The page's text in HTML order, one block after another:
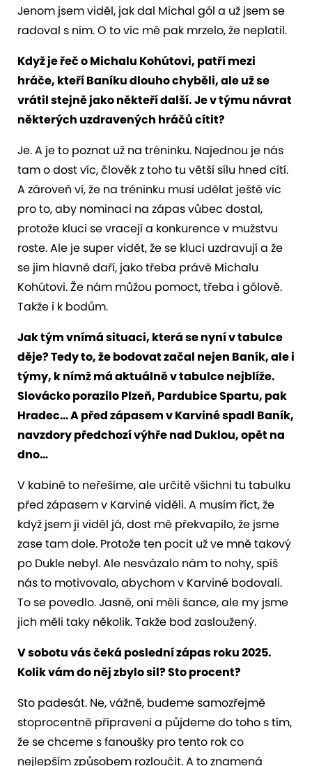
Jenom jsem viděl, jak dal Michal gól a už jsem se
radoval s ním. O to víc mě pak mrzelo, že neplatil.
Když je řeč o Michalu Kohútovi, patří mezi
hráče, kteří Baníku dlouho chyběli, ale už se
vrátil stejně jako někteří další. Je v týmu návrat
některých uzdravených hráčů cítit?
Je. A je to poznat už na tréninku. Najednou je nás
tam o dost víc, člověk z toho tu větší sílu hned cítí.
A zároveň ví, že na tréninku musí udělat ještě víc
pro to, aby nominaci na zápas vůbec dostal,
protože kluci se vracejí a konkurence v mužstvu
roste. Ale je super vidět, že se kluci uzdravují a že
se jim hlavně daří, jako třeba právě Michalu
Kohútovi. Že nám můžou pomoct, třeba i gólově.
Takže i k bodům.
Jak tým vnímá situaci, která se nyní v tabulce
děje? Tedy to, že bodovat začal nejen Baník, ale i
týmy, k nímž má aktuálně v tabulce nejblíže.
Slovácko porazilo Plzeň, Pardubice Spartu, pak
Hradec… A před zápasem v Karviné spadl Baník,
navzdory předchozí výhře nad Duklou, opět na
dno…
V kabině to neřešíme, ale určitě všichni tu tabulku
před zápasem v Karviné viděli. A musím říct, že
když jsem ji viděl já, dost mě překvapilo, že jsme
zase tam dole. Protože ten pocit už ve mně takový
po Dukle nebyl. Ale nesvázalo nám to nohy, spíš
nás to motivovalo, abychom v Karviné bodovali.
To se povedlo. Jasně, oni měli šance, ale my jsme
jich měli taky několik. Takže bod zasloužený.
V sobotu vás čeká poslední zápas roku 2025.
Kolik vám do něj zbylo sil? Sto procent?
Sto padesát. Ne, vážně, budeme samozřejmě
stoprocentně připraveni a půjdeme do toho s tím,
že se chceme s fanoušky pro tento rok co
nejlepším způsobem rozloučit. A to znamená